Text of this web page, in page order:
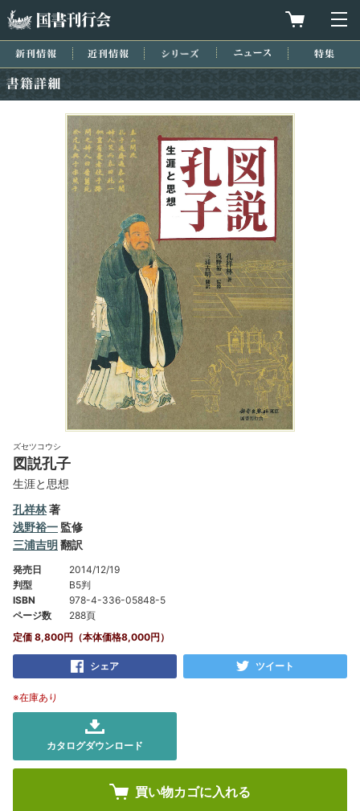
買物カゴを
新刊情報 近刊情報 シリーズ ニュース
ズセツコウシ
図説孔子
生涯と思想
孔祥林著
浅野裕一 監修
三浦吉明 翻訳
発売日
2014/12/19
判型
B5判
ISBN
978-4-336-05848-5
ページ数
288頁
定価 8,800円（本体価格8,000円）
シェア ツイート
※在庫あり
カタログダウンロード